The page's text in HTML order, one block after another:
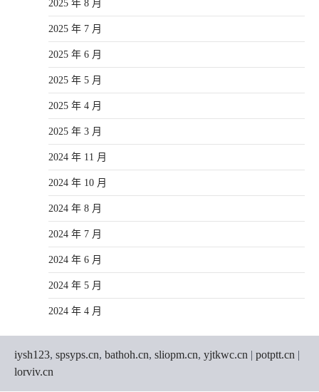
2025 年 8 月
2025 年 7 月
2025 年 6 月
2025 年 5 月
2025 年 4 月
2025 年 3 月
2024 年 11 月
2024 年 10 月
2024 年 8 月
2024 年 7 月
2024 年 6 月
2024 年 5 月
2024 年 4 月
iysh123, spsyps.cn, bathoh.cn, sliopm.cn, yjtkwc.cn | potptt.cn |
lorviv.cn